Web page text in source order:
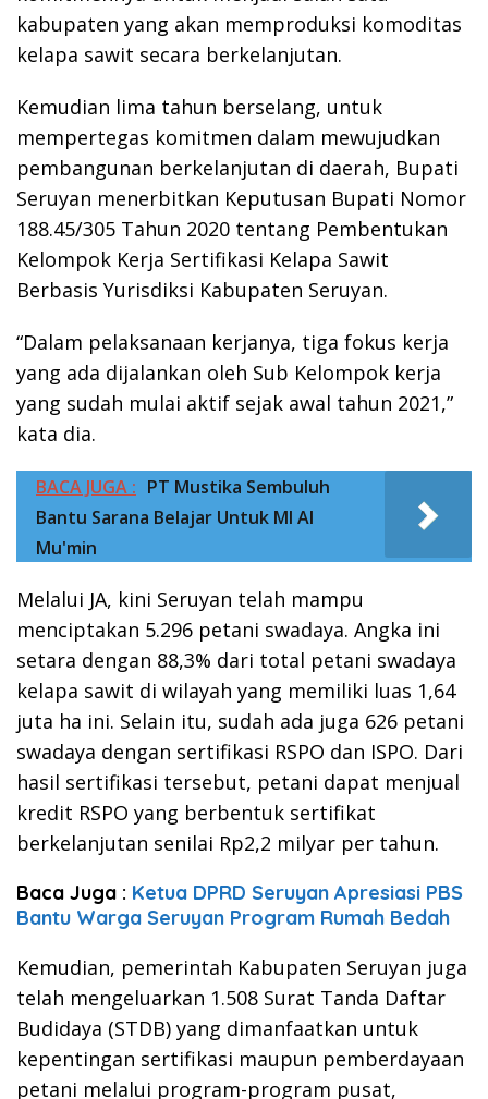
kabupaten yang akan memproduksi komoditas
kelapa sawit secara berkelanjutan.
Kemudian lima tahun berselang, untuk
mempertegas komitmen dalam mewujudkan
pembangunan berkelanjutan di daerah, Bupati
Seruyan menerbitkan Keputusan Bupati Nomor
188.45/305 Tahun 2020 tentang Pembentukan
Kelompok Kerja Sertifikasi Kelapa Sawit
Berbasis Yurisdiksi Kabupaten Seruyan.
“Dalam pelaksanaan kerjanya, tiga fokus kerja
yang ada dijalankan oleh Sub Kelompok kerja
yang sudah mulai aktif sejak awal tahun 2021,”
kata dia.
BACA JUGA : PT Mustika Sembuluh
Bantu Sarana Belajar Untuk MI Al
Mu'min
Melalui JA, kini Seruyan telah mampu
menciptakan 5.296 petani swadaya. Angka ini
setara dengan 88,3% dari total petani swadaya
kelapa sawit di wilayah yang memiliki luas 1,64
juta ha ini. Selain itu, sudah ada juga 626 petani
swadaya dengan sertifikasi RSPO dan ISPO. Dari
hasil sertifikasi tersebut, petani dapat menjual
kredit RSPO yang berbentuk sertifikat
berkelanjutan senilai Rp2,2 milyar per tahun.
Baca Juga : Ketua DPRD Seruyan Apresiasi PBS
Bantu Warga Seruyan Program Rumah Bedah
Kemudian, pemerintah Kabupaten Seruyan juga
telah mengeluarkan 1.508 Surat Tanda Daftar
Budidaya (STDB) yang dimanfaatkan untuk
kepentingan sertifikasi maupun pemberdayaan
petani melalui program-program pusat,